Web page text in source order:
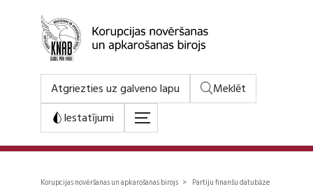
Atgriezties uz galveno lapu
Meklēt
Iestatījumi
Korupcijas novēršanas un apkarošanas birojs > Partiju finanšu datubāze